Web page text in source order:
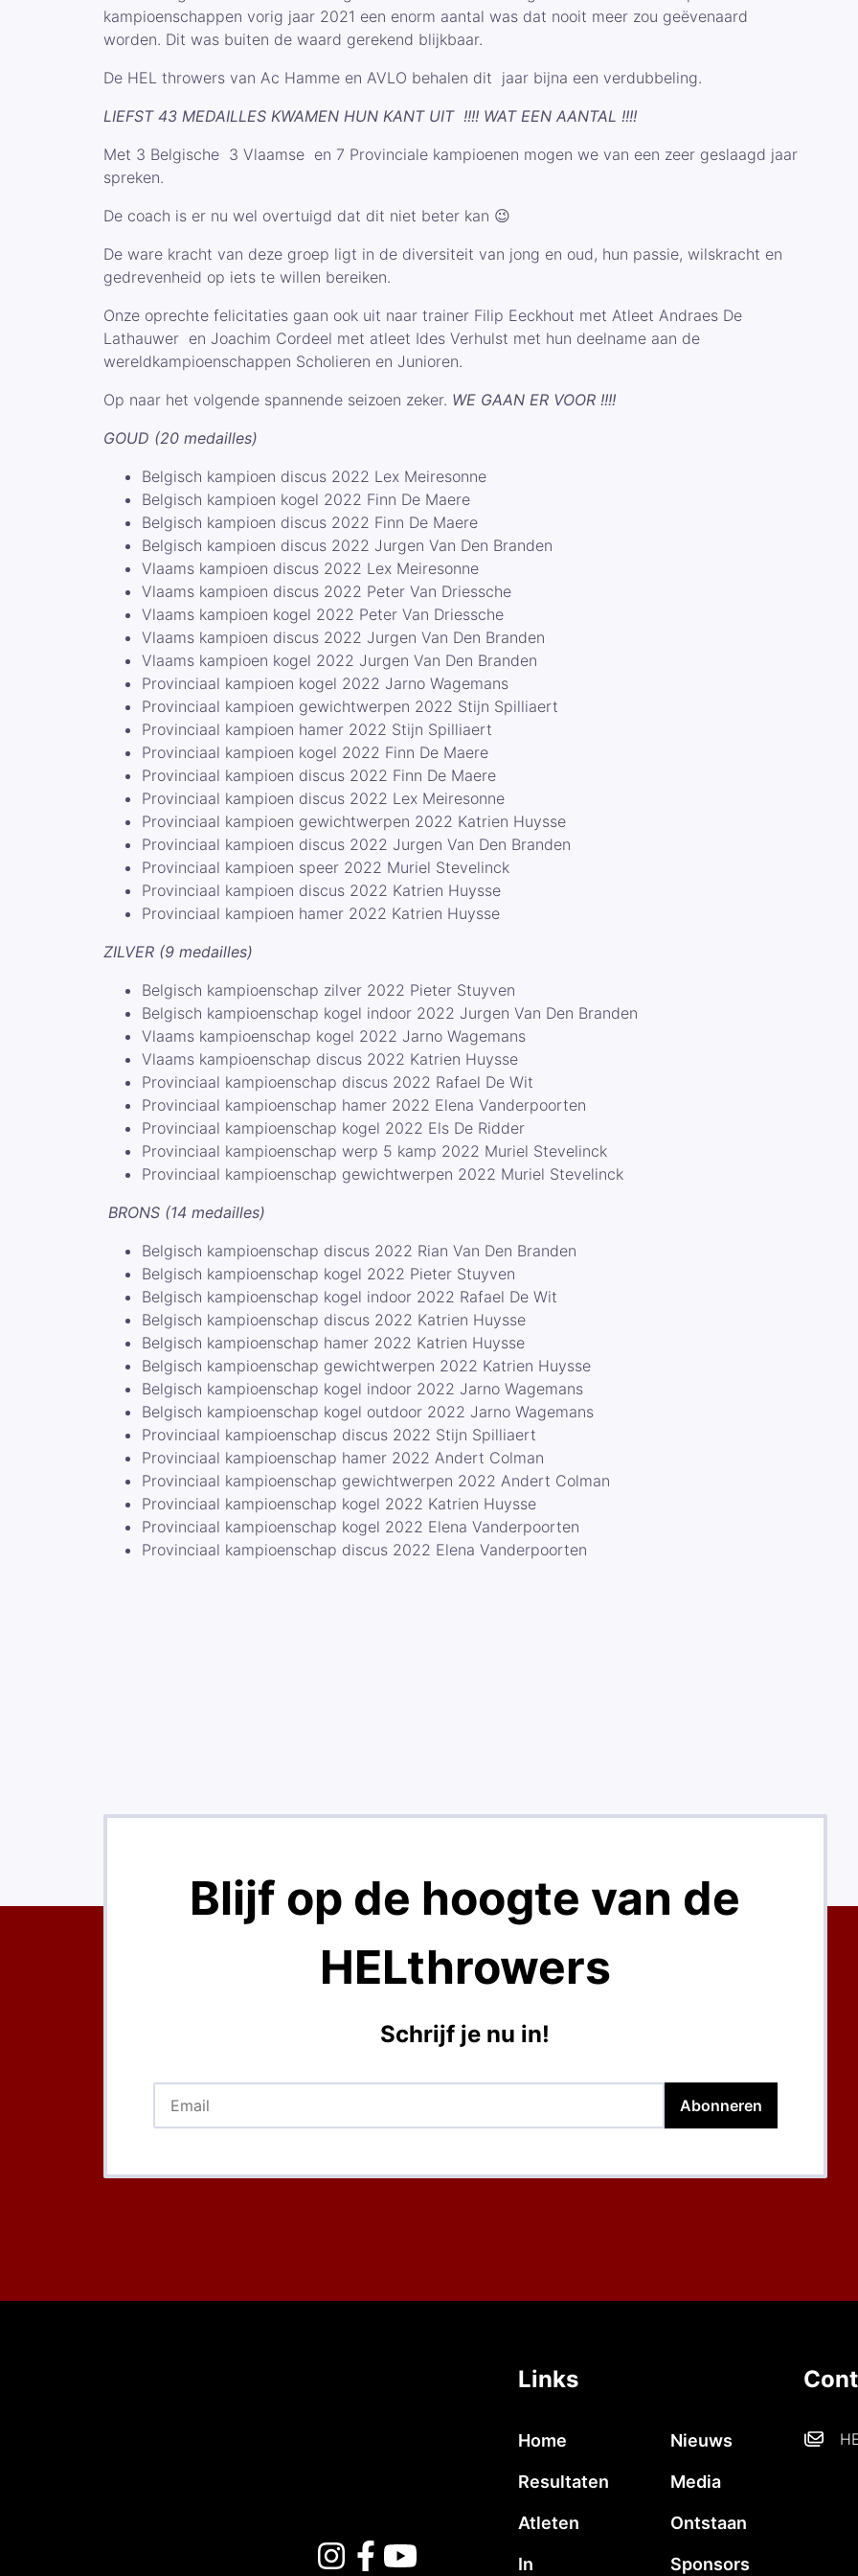
kampioenschappen vorig jaar 2021 een enorm aantal was dat nooit meer zou geëvenaard
worden. Dit was buiten de waard gerekend blijkbaar.
De HEL throwers van Ac Hamme en AVLO behalen dit jaar bijna een verdubbeling.
LIEFST 43 MEDAILLES KWAMEN HUN KANT UIT !!!! WAT EEN AANTAL !!!!
Met 3 Belgische 3 Vlaamse en 7 Provinciale kampioenen mogen we van een zeer geslaagd jaar
spreken.
De coach is er nu wel overtuigd dat dit niet beter kan 😉
De ware kracht van deze groep ligt in de diversiteit van jong en oud, hun passie, wilskracht en
gedrevenheid op iets te willen bereiken.
Onze oprechte felicitaties gaan ook uit naar trainer Filip Eeckhout met Atleet Andraes De
Lathauwer en Joachim Cordeel met atleet Ides Verhulst met hun deelname aan de
wereldkampioenschappen Scholieren en Junioren.
Op naar het volgende spannende seizoen zeker. WE GAAN ER VOOR !!!!
GOUD (20 medailles)
Belgisch kampioen discus 2022 Lex Meiresonne
Belgisch kampioen kogel 2022 Finn De Maere
Belgisch kampioen discus 2022 Finn De Maere
Belgisch kampioen discus 2022 Jurgen Van Den Branden
Vlaams kampioen discus 2022 Lex Meiresonne
Vlaams kampioen discus 2022 Peter Van Driessche
Vlaams kampioen kogel 2022 Peter Van Driessche
Vlaams kampioen discus 2022 Jurgen Van Den Branden
Vlaams kampioen kogel 2022 Jurgen Van Den Branden
Provinciaal kampioen kogel 2022 Jarno Wagemans
Provinciaal kampioen gewichtwerpen 2022 Stijn Spilliaert
Provinciaal kampioen hamer 2022 Stijn Spilliaert
Provinciaal kampioen kogel 2022 Finn De Maere
Provinciaal kampioen discus 2022 Finn De Maere
Provinciaal kampioen discus 2022 Lex Meiresonne
Provinciaal kampioen gewichtwerpen 2022 Katrien Huysse
Provinciaal kampioen discus 2022 Jurgen Van Den Branden
Provinciaal kampioen speer 2022 Muriel Stevelinck
Provinciaal kampioen discus 2022 Katrien Huysse
Provinciaal kampioen hamer 2022 Katrien Huysse
ZILVER (9 medailles)
Belgisch kampioenschap zilver 2022 Pieter Stuyven
Belgisch kampioenschap kogel indoor 2022 Jurgen Van Den Branden
Vlaams kampioenschap kogel 2022 Jarno Wagemans
Vlaams kampioenschap discus 2022 Katrien Huysse
Provinciaal kampioenschap discus 2022 Rafael De Wit
Provinciaal kampioenschap hamer 2022 Elena Vanderpoorten
Provinciaal kampioenschap kogel 2022 Els De Ridder
Provinciaal kampioenschap werp 5 kamp 2022 Muriel Stevelinck
Provinciaal kampioenschap gewichtwerpen 2022 Muriel Stevelinck
BRONS (14 medailles)
Belgisch kampioenschap discus 2022 Rian Van Den Branden
Belgisch kampioenschap kogel 2022 Pieter Stuyven
Belgisch kampioenschap kogel indoor 2022 Rafael De Wit
Belgisch kampioenschap discus 2022 Katrien Huysse
Belgisch kampioenschap hamer 2022 Katrien Huysse
Belgisch kampioenschap gewichtwerpen 2022 Katrien Huysse
Belgisch kampioenschap kogel indoor 2022 Jarno Wagemans
Belgisch kampioenschap kogel outdoor 2022 Jarno Wagemans
Provinciaal kampioenschap discus 2022 Stijn Spilliaert
Provinciaal kampioenschap hamer 2022 Andert Colman
Provinciaal kampioenschap gewichtwerpen 2022 Andert Colman
Provinciaal kampioenschap kogel 2022 Katrien Huysse
Provinciaal kampioenschap kogel 2022 Elena Vanderpoorten
Provinciaal kampioenschap discus 2022 Elena Vanderpoorten
Blijf op de hoogte van de
HELthrowers
Schrijf je nu in!
Abonneren
Links
Home Nieuws
Resultaten Media
Atleten Ontstaan
In Sponsors